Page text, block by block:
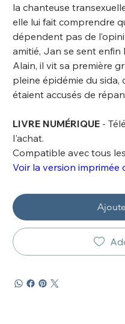
la chanteuse
elle lui fait comprendre
dépendent pas de
amitié, Jan se sent enfin
Alain, il vit sa première
pleine épidémie du sida,
étaient accusés de
LIVRE NUMÉRIQUE-
l'achat.
Compatible avec tous
Voir la version imprimée